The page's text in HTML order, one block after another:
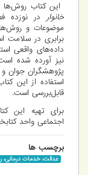
این کتاب روش‌ها
خانواردر نوزده
موضوعات و
برابری در سلامت
داده‌های واقعی
نیز آورده شده
پژوهشگران جوان و
استفاده از این
قابل‌بررسی است.
برای تهیه این
اجتماعی واحد کتابخانه به شماره
برچسب ها
عدالت، خدمات درمانی،